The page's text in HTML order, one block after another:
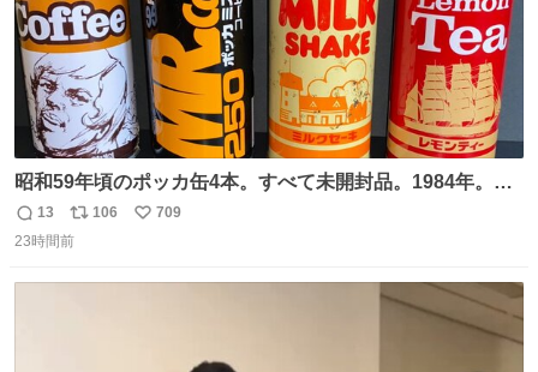
昭和59年頃のポッカ缶4本。すべて未開封品。1984年。P
マーク。昭和レトロ！
返
信
13
リ
ポ
106
い
709
23時間前